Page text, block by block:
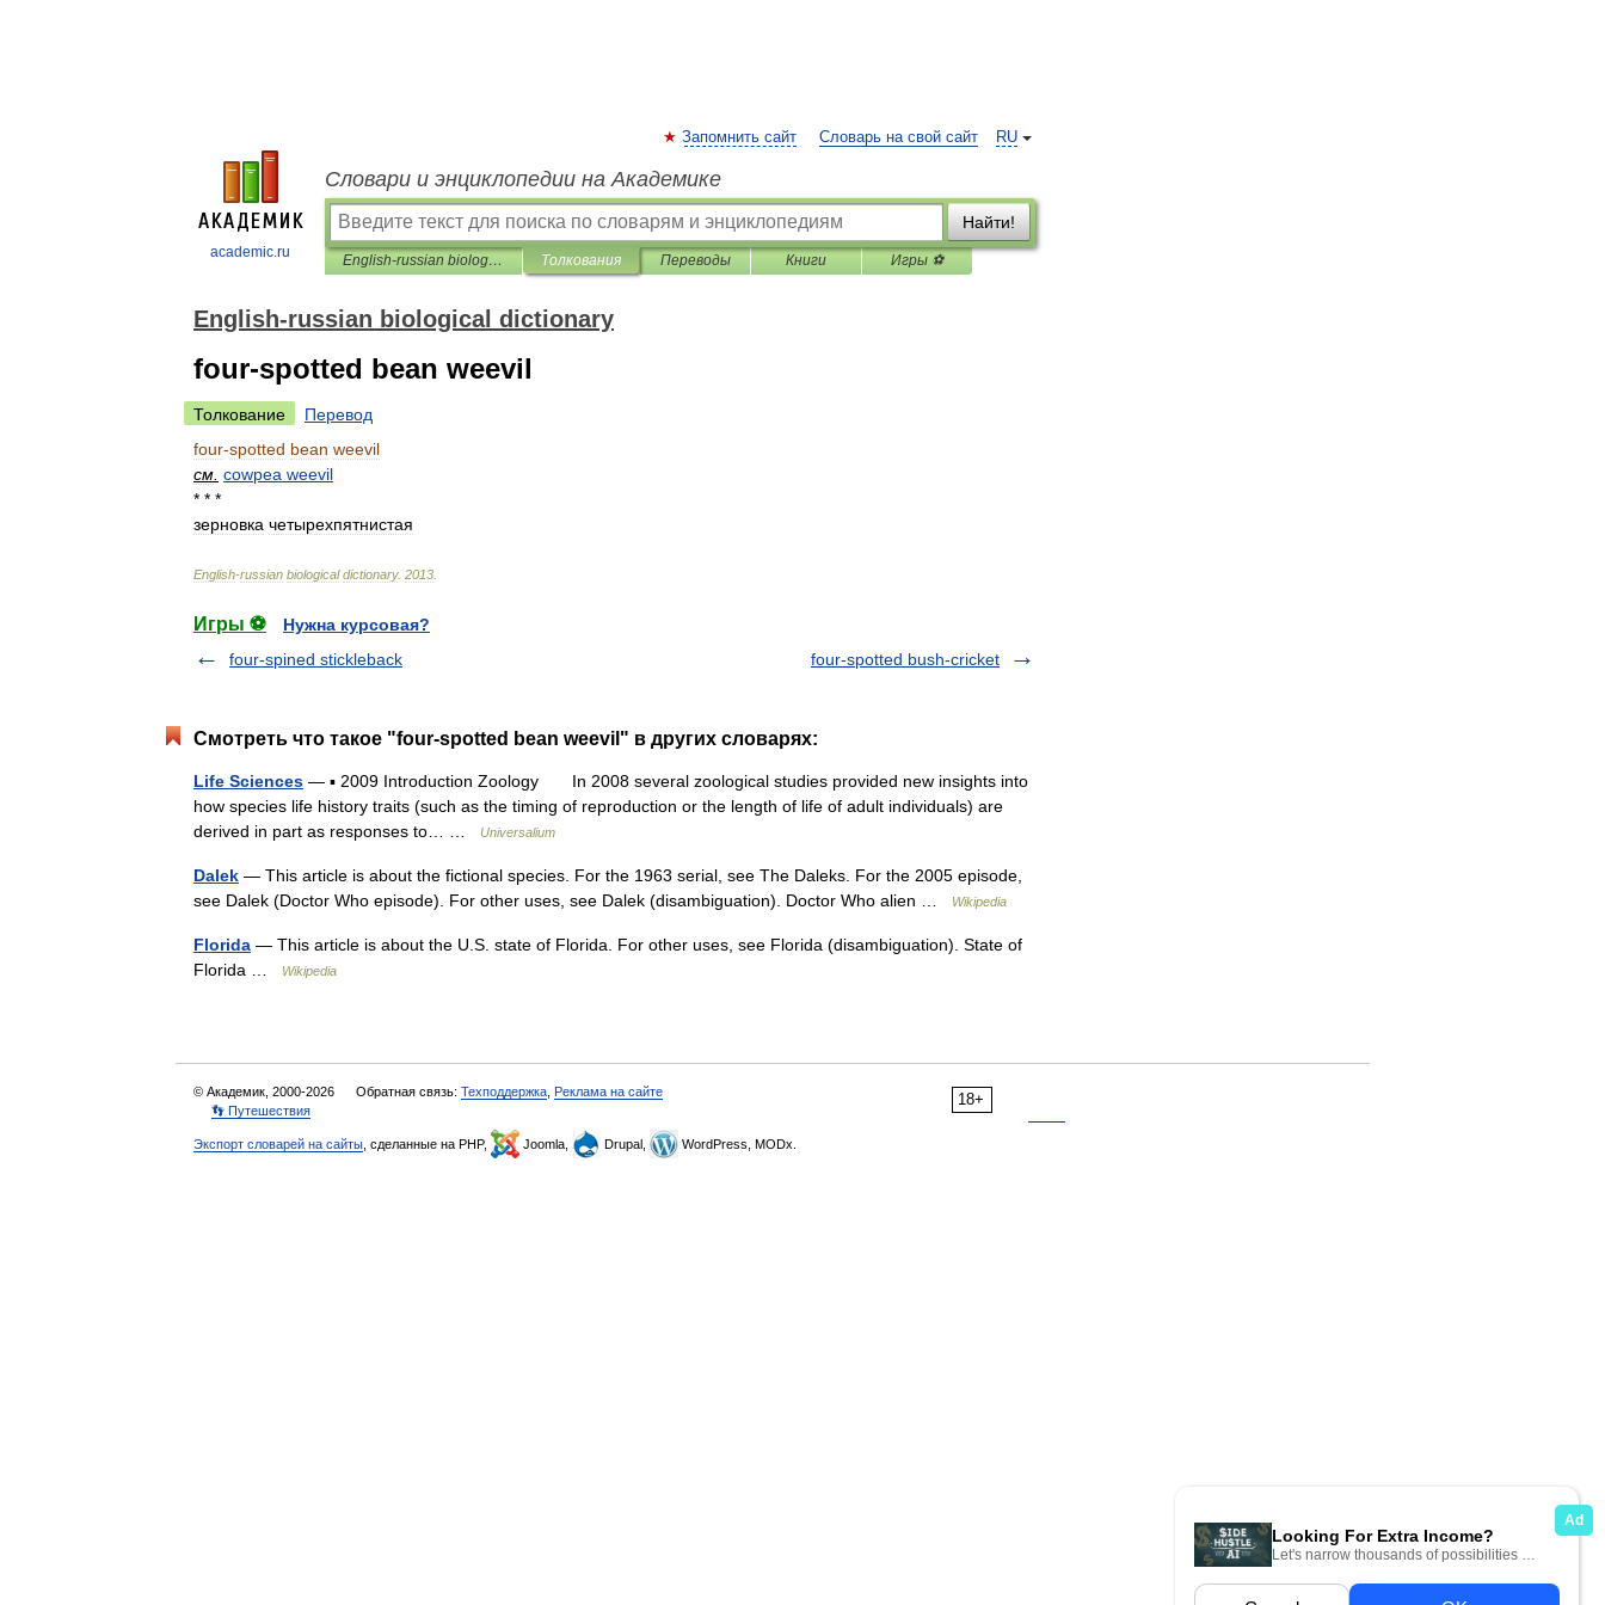
academic.ru
RU
Запомнить сайт Словарь на свой сайт
Словари и энциклопедии на Академике
Найти!
English-russian biological dictionary Толкования Переводы Книги Игры ⚽
English-russian biological dictionary
four-spotted bean weevil
Толкование
Перевод
four-spotted bean weevil
см cowpea weevil
* * *
зерновка четырехпятнистая
English-russian biological dictionary. 2013
Игры ⚽
Нужна курсовая?
four-spined stickleback
four-spotted bush-cricket
Смотреть что такое "four-spotted bean weevil" в других словарях:
Life Sciences — ▪ 2009 Introduction Zoology In 2008 several zoological studies provided new insights into
how species life history traits (such as the timing of reproduction or the length of life of adult individuals) are
derived in part as responses to… …
Universalium
Dalek — This article is about the fictional species. For the 1963 serial, see The Daleks. For the 2005 episode,
see Dalek (Doctor Who episode). For other uses, see Dalek (disambiguation). Doctor Who alien …
Wikipedia
Florida — This article is about the U.S. state of Florida. For other uses, see Florida (disambiguation). State of
Florida …
Wikipedia
18+
© Академик, 2000-2026 Обратная связь: Техподдержка Реклама на сайте
👣 Путешествия
Экспорт словарей на сайты , сделанные на PHP, Joomla, Drupal, WordPress, MODx.